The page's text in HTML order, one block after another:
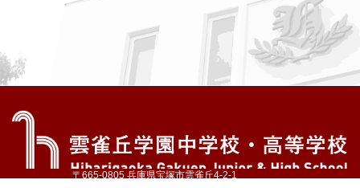
〒665-0805 兵庫県宝塚市雲雀丘4-2-1